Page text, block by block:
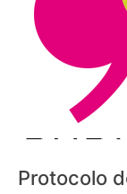
Protocolo